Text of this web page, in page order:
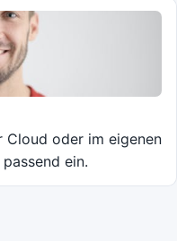
Cloud oder im eigenen
ein.